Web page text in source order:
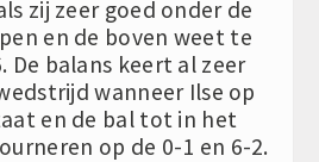
zij zeer goed onder de
en de boven weet te
De balans keert al zeer
wanneer Ilse op
en de bal tot in het
op de 0-1 en 6-2.